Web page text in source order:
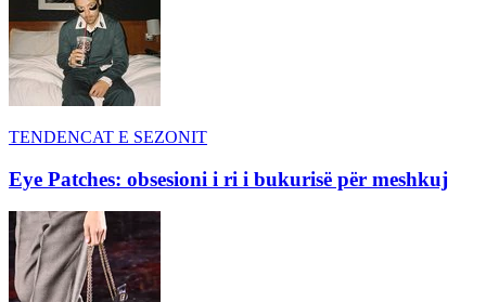
TENDENCAT E SEZONIT
Eye Patches: obsesioni i ri i bukurisë për meshkuj